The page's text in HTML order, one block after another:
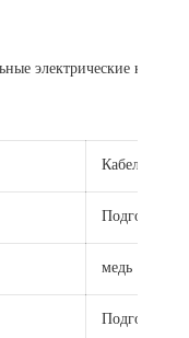
Кабель
медь